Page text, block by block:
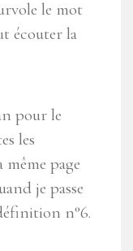
le mot
écouter la
pour le
les
page
je passe
n°6.